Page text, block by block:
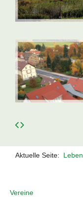
Aktuelle Seite: Leben
Vereine